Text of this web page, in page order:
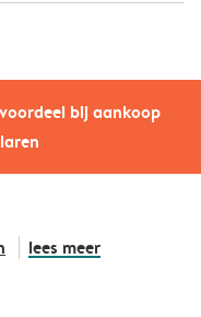
bij aankoop
lees meer